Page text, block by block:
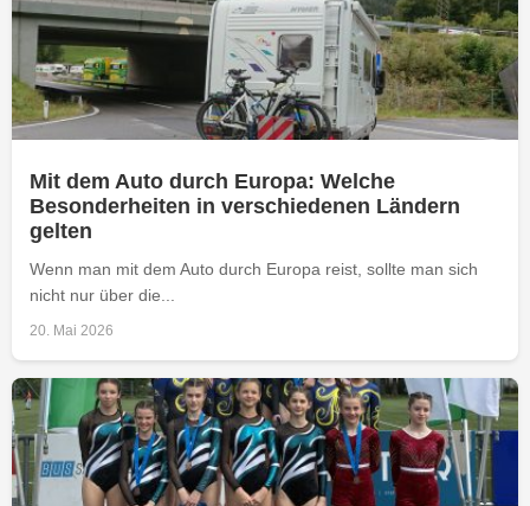
Mit dem Auto durch Europa: Welche
Besonderheiten in verschiedenen Ländern
gelten
Wenn man mit dem Auto durch Europa reist, sollte man sich
nicht nur über die...
20. Mai 2026